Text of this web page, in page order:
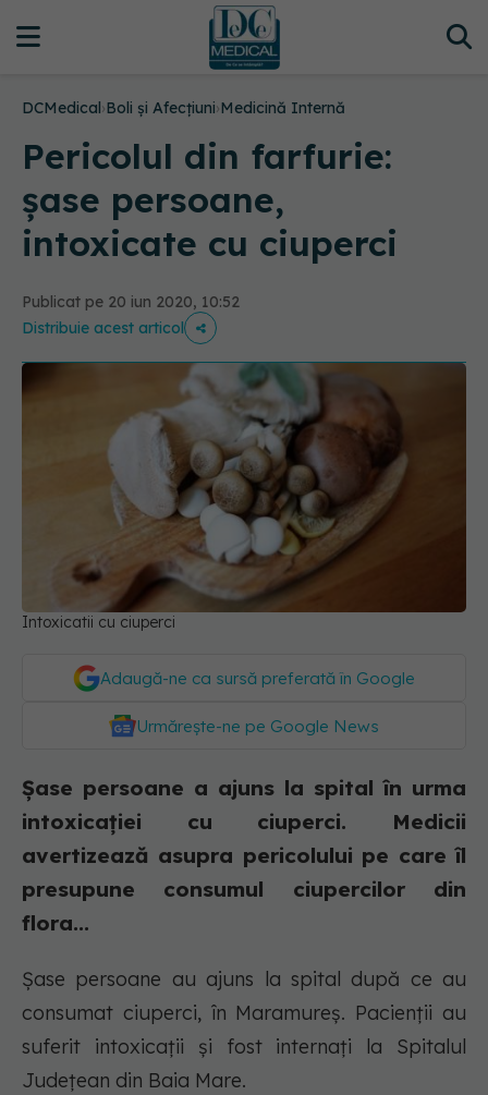
DCMedical›Boli și Afecțiuni›Medicină Internă
Pericolul din farfurie:
șase persoane,
intoxicate cu ciuperci
Publicat pe 20 iun 2020, 10:52
Distribuie acest articol
Intoxicatii cu ciuperci
Adaugă-ne ca sursă preferată în Google
Urmărește-ne pe Google News
Șase persoane a ajuns la spital în urma
intoxicației cu ciuperci. Medicii
avertizează asupra pericolului pe care îl
presupune consumul ciupercilor din
flora...
Șase persoane au ajuns la spital după ce au
consumat ciuperci, în Maramureș. Pacienții au
suferit intoxicații și fost internați la Spitalul
Județean din Baia Mare.